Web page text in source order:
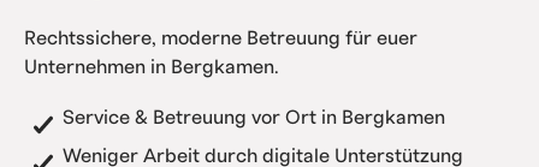
Rechtssichere, moderne Betreuung für euer
Unternehmen in Bergkamen.
Service & Betreuung vor Ort in Bergkamen
Weniger Arbeit durch digitale Unterstützung